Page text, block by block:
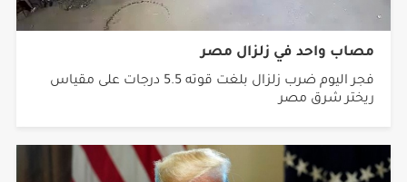
مصاب واحد في زلزال مصر
فجر اليوم ضرب زلزال بلغت قوته 5.5 درجات على مقياس
ريختر شرق مصر